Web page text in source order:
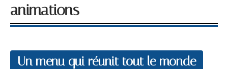
animations
Un menu qui réunit tout le monde